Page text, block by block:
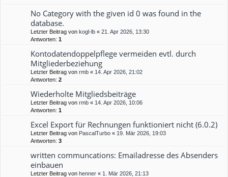
No Category with the given id 0 was found in the
database.
Letzter Beitrag von kogl-lb « 21. Apr 2026, 13:30
Antworten: 1
Kontodatendoppelpflege vermeiden evtl. durch
Mitgliederbeziehung
Letzter Beitrag von rmb « 14. Apr 2026, 21:02
Antworten: 2
Wiederholte Mitgliedsbeiträge
Letzter Beitrag von rmb « 14. Apr 2026, 10:06
Antworten: 1
Excel Export für Rechnungen funktioniert nicht (6.0.2)
Letzter Beitrag von PascalTurbo « 19. Mär 2026, 19:03
Antworten: 3
written communcations: Emailadresse des Absenders
einbauen
Letzter Beitrag von henner « 1. Mär 2026, 21:13